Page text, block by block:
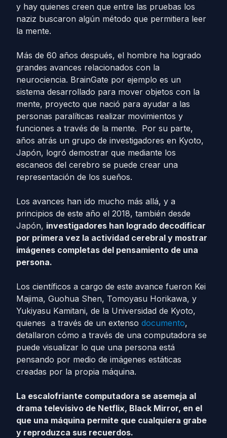
y hay quienes creen que entre las pruebas los
naziz buscaron algún método que permitiera leer
la mente.
Más de 60 años después, el hombre ha logrado
grandes avances relacionados con la
neurociencia. BrainGate por ejemplo es un
sistema desarrollado para mover objetos con la
mente, proyecto que nació para ayudar a las
personas paralíticas realizar movimientos y
funciones a través de la mente. Por su parte,
años atrás un grupo de investigadores en Kyoto,
Japón, logró demostrar que mediante los
escaneos del cerebro se puede crear una
representación de los sueños.
Los avances han ido mucho más allá, y a
principios de este año el 2018, también desde
Japón, investigadores han logrado decodificar
por primera vez la actividad cerebral y mostrar
imágenes completas del pensamiento de una
persona.
Los científicos a cargo de este avance fueron Kei
Majima, Guohua Shen, Tomoyasu Horikawa, y
Yukiyasu Kamitani, de la Universidad de Kyoto,
quienes a través de un extenso documento,
detallaron cómo a través de una computadora se
puede visualizar lo que una persona está
pensando por medio de imágenes estáticas
creadas por la propia máquina.
La escalofriante computadora se asemeja al
drama televisivo de Netflix, Black Mirror, en el
que una máquina permite que cualquiera grabe
y reproduzca sus recuerdos.